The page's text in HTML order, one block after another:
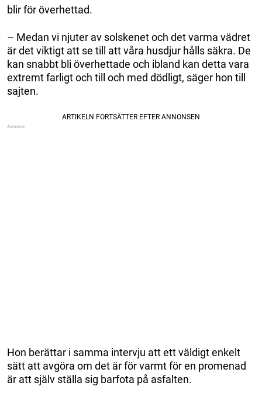
blir för överhettad.
– Medan vi njuter av solskenet och det varma vädret
är det viktigt att se till att våra husdjur hålls säkra. De
kan snabbt bli överhettade och ibland kan detta vara
extremt farligt och till och med dödligt, säger hon till
sajten.
Hon berättar i samma intervju att ett väldigt enkelt
sätt att avgöra om det är för varmt för en promenad
är att själv ställa sig barfota på asfalten.